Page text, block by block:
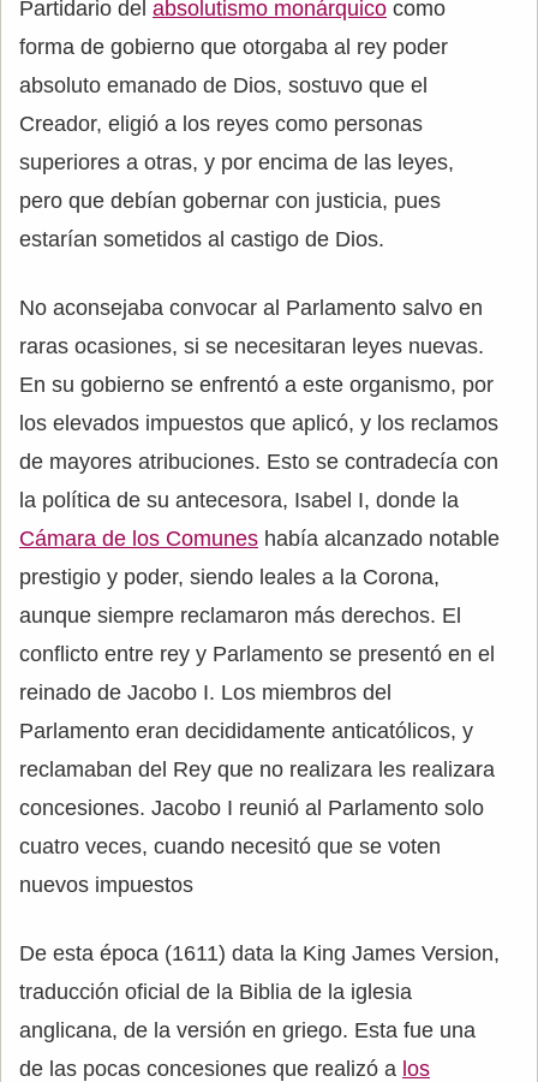
Partidario del absolutismo monárquico como
forma de gobierno que otorgaba al rey poder
absoluto emanado de Dios, sostuvo que el
Creador, eligió a los reyes como personas
superiores a otras, y por encima de las leyes,
pero que debían gobernar con justicia, pues
estarían sometidos al castigo de Dios.
No aconsejaba convocar al Parlamento salvo en
raras ocasiones, si se necesitaran leyes nuevas.
En su gobierno se enfrentó a este organismo, por
los elevados impuestos que aplicó, y los reclamos
de mayores atribuciones. Esto se contradecía con
la política de su antecesora, Isabel I, donde la
Cámara de los Comunes había alcanzado notable
prestigio y poder, siendo leales a la Corona,
aunque siempre reclamaron más derechos. El
conflicto entre rey y Parlamento se presentó en el
reinado de Jacobo I. Los miembros del
Parlamento eran decididamente anticatólicos, y
reclamaban del Rey que no realizara les realizara
concesiones. Jacobo I reunió al Parlamento solo
cuatro veces, cuando necesitó que se voten
nuevos impuestos
De esta época (1611) data la King James Version,
traducción oficial de la Biblia de la iglesia
anglicana, de la versión en griego. Esta fue una
de las pocas concesiones que realizó a los